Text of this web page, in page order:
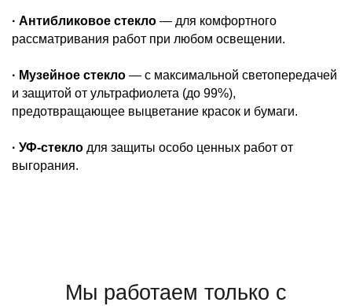
· Антибликовое стекло — для комфортного
рассматривания работ при любом освещении.
· Музейное стекло — с максимальной светопередачей
и защитой от ультрафиолета (до 99%),
предотвращающее выцветание красок и бумаги.
· УФ-стекло для защиты особо ценных работ от
выгорания.
Мы работаем только с